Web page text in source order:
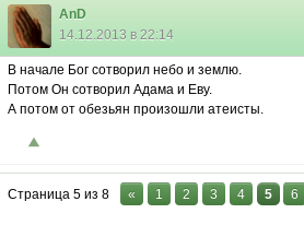
AnD
14.12.2013 в 22:14
В начале Бог сотворил небо и землю.
Потом Он сотворил Адама и Еву.
А потом от обезьян произошли атеисты.
Страница 5 из 8 « 1 2 3 4 5 6